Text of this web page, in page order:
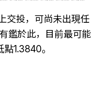
交投，可尚未出現任
鑑於此，目前最可能
1.3840。